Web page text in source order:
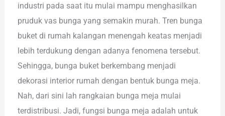
industri pada saat itu mulai mampu menghasilkan
pruduk vas bunga yang semakin murah. Tren bunga
buket di rumah kalangan menengah keatas menjadi
lebih terdukung dengan adanya fenomena tersebut.
Sehingga, bunga buket berkembang menjadi
dekorasi interior rumah dengan bentuk bunga meja.
Nah, dari sini lah rangkaian bunga meja mulai
terdistribusi. Jadi, fungsi bunga meja adalah untuk